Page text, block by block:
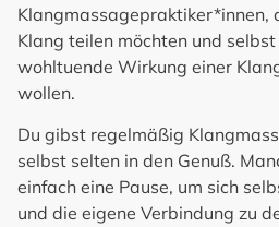
Klangmassagepraktiker*innen,
Klang teilen möchten und
wohltuende Wirkung einer
wollen.
Du gibst regelmäßig
selbst selten in den Genuß.
einfach eine Pause, um sich
und die eigene Verbindung zu